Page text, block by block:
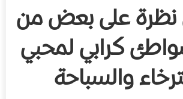
نظرة على بعض من
كرابي لمحبي
والسباحة